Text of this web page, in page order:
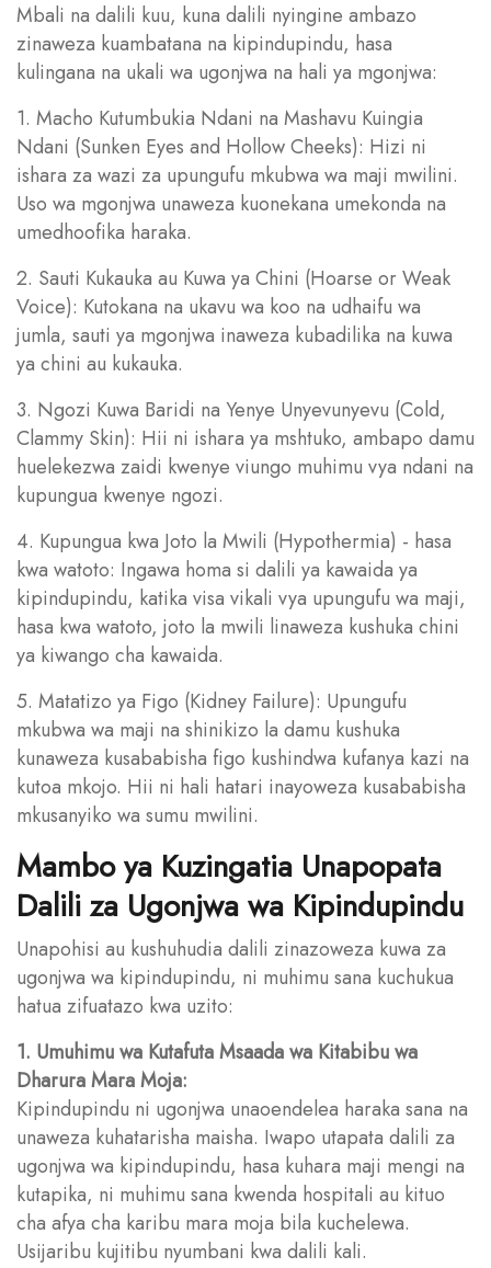
Mbali na dalili kuu, kuna dalili nyingine ambazo
zinaweza kuambatana na kipindupindu, hasa
kulingana na ukali wa ugonjwa na hali ya mgonjwa:
1. Macho Kutumbukia Ndani na Mashavu Kuingia
Ndani (Sunken Eyes and Hollow Cheeks): Hizi ni
ishara za wazi za upungufu mkubwa wa maji mwilini.
Uso wa mgonjwa unaweza kuonekana umekonda na
umedhoofika haraka.
2. Sauti Kukauka au Kuwa ya Chini (Hoarse or Weak
Voice): Kutokana na ukavu wa koo na udhaifu wa
jumla, sauti ya mgonjwa inaweza kubadilika na kuwa
ya chini au kukauka.
3. Ngozi Kuwa Baridi na Yenye Unyevunyevu (Cold,
Clammy Skin): Hii ni ishara ya mshtuko, ambapo damu
huelekezwa zaidi kwenye viungo muhimu vya ndani na
kupungua kwenye ngozi.
4. Kupungua kwa Joto la Mwili (Hypothermia) - hasa
kwa watoto: Ingawa homa si dalili ya kawaida ya
kipindupindu, katika visa vikali vya upungufu wa maji,
hasa kwa watoto, joto la mwili linaweza kushuka chini
ya kiwango cha kawaida.
5. Matatizo ya Figo (Kidney Failure): Upungufu
mkubwa wa maji na shinikizo la damu kushuka
kunaweza kusababisha figo kushindwa kufanya kazi na
kutoa mkojo. Hii ni hali hatari inayoweza kusababisha
mkusanyiko wa sumu mwilini.
Mambo ya Kuzingatia Unapopata
Dalili za Ugonjwa wa Kipindupindu
Unapohisi au kushuhudia dalili zinazoweza kuwa za
ugonjwa wa kipindupindu, ni muhimu sana kuchukua
hatua zifuatazo kwa uzito:
1. Umuhimu wa Kutafuta Msaada wa Kitabibu wa
Dharura Mara Moja:
Kipindupindu ni ugonjwa unaoendelea haraka sana na
unaweza kuhatarisha maisha. Iwapo utapata dalili za
ugonjwa wa kipindupindu, hasa kuhara maji mengi na
kutapika, ni muhimu sana kwenda hospitali au kituo
cha afya cha karibu mara moja bila kuchelewa.
Usijaribu kujitibu nyumbani kwa dalili kali.